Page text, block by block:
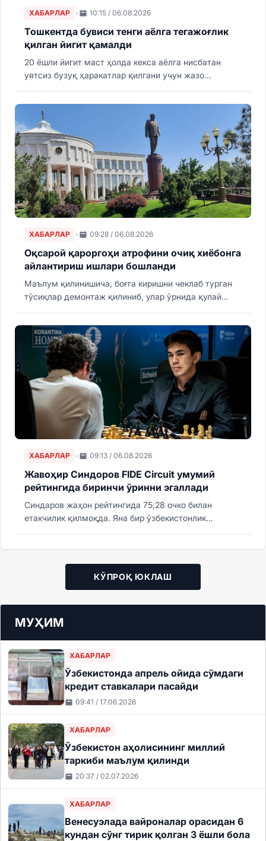
ХАБАРЛАР • 10:15 / 06.08.2026
Тошкентда бувиси тенги аёлга тегажоғлик
қилган йигит қамалди
20 ёшли йигит маст ҳолда кекса аёлга нисбатан
уятсиз бузуқ ҳаракатлар қилгани учун жазо
ХАБАРЛАР • 09:28 / 06.08.2026
Оқсарой қароргоҳи атрофини очиқ хиёбонга
айлантириш ишлари бошланди
Маълум қилинишича, боғга киришни чеклаб турган
тўсиқлар демонтаж қилиниб, улар ўрнида қулай
ногиронлиги бўлган шахслар, кексалар, болали
оилалар ва болалар аравачасидаги ташриф
буюрувчилар учун тўсиқсиз муҳит яратиш
режалаштирилган.
ХАБАРЛАР • 09:13 / 06.08.2026
Жавоҳир Синдоров FIDE Circuit умумий
рейтингида биринчи ўринни эгаллади
Синдаров жаҳон рейтингида 75,28 очко билан
етакчилик қилмоқда. Яна бир ўзбекистонлик
КЎПРОҚ ЮКЛАШ
МУҲИМ
ХАБАРЛАР
Ўзбекистонда апрель ойида сўмдаги
кредит ставкалари пасайди
09:41 / 17.06.2026
ХАБАРЛАР
Ўзбекистон аҳолисининг миллий
таркиби маълум қилинди
20:37 / 02.07.2026
ХАБАРЛАР
Венесуэлада вайроналар орасидан 6
кундан сўнг тирик қолган 3 ёшли бола